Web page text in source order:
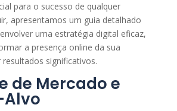
para o sucesso de qualquer
apresentamos um guia detalhado
uma estratégia digital eficaz,
a presença online da sua
significativos.
de Mercado e